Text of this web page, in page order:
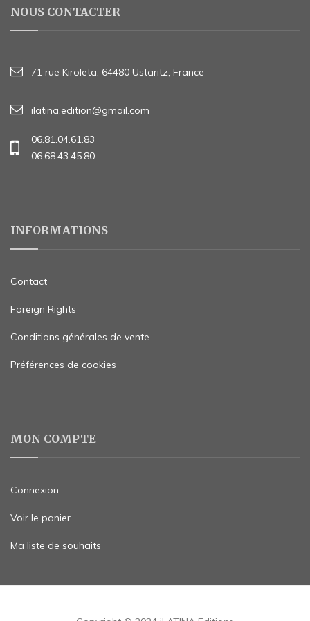
NOUS CONTACTER
71 rue Kiroleta, 64480 Ustaritz, France
ilatina.edition@gmail.com
06.81.04.61.83
06.68.43.45.80
INFORMATIONS
Contact
Foreign Rights
Conditions générales de vente
Préférences de cookies
MON COMPTE
Connexion
Voir le panier
Ma liste de souhaits